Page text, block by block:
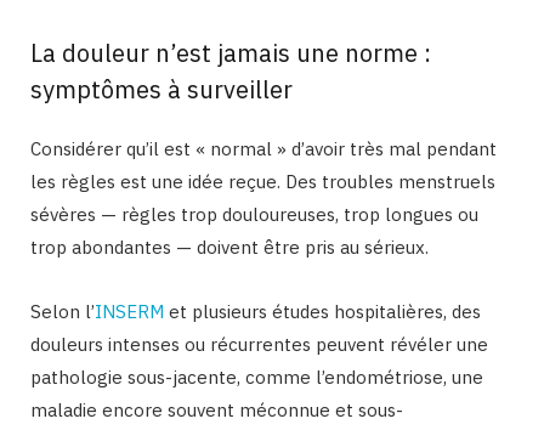
La douleur n’est jamais une norme :
symptômes à surveiller
Considérer qu’il est « normal » d’avoir très mal pendant
les règles est une idée reçue. Des troubles menstruels
sévères — règles trop douloureuses, trop longues ou
trop abondantes — doivent être pris au sérieux.
Selon l’INSERM et plusieurs études hospitalières, des
douleurs intenses ou récurrentes peuvent révéler une
pathologie sous-jacente, comme l’endométriose, une
maladie encore souvent méconnue et sous-